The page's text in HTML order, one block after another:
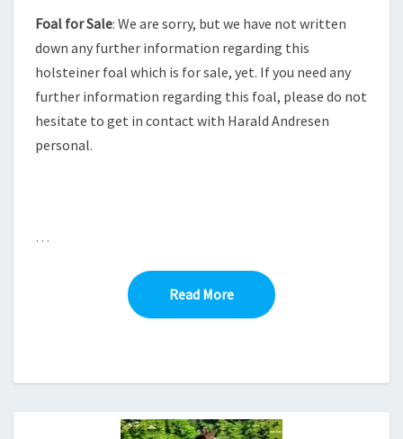
Foal for Sale: We are sorry, but we have not written
down any further information regarding this
holsteiner foal which is for sale, yet. If you need any
further information regarding this foal, please do not
hesitate to get in contact with Harald Andresen
personal.
…
Read MoreRead More